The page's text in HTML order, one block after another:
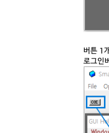
버튼 1
로그인